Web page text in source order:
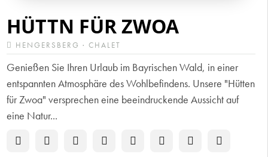
HÜTTN FÜR ZWOA
HENGERSBERG · CHALET
Genießen Sie Ihren Urlaub im Bayrischen Wald, in einer
entspannten Atmosphäre des Wohlbefindens. Unsere "Hütten
für Zwoa" versprechen eine beeindruckende Aussicht auf
eine Natur...